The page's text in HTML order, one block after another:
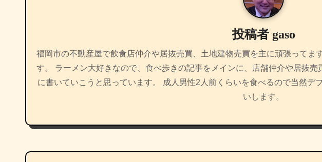
ョ
ン
投稿者 gaso
福岡市の不動産屋で飲食店仲介や居抜売買、土地建物売買を主に頑張ってま
す。 ラーメン大好きなので、食べ歩きの記事をメインに、店舗仲介や居抜
に書いていこうと思っています。 成人男性2人前くらいを食べるので当然デ
いします。